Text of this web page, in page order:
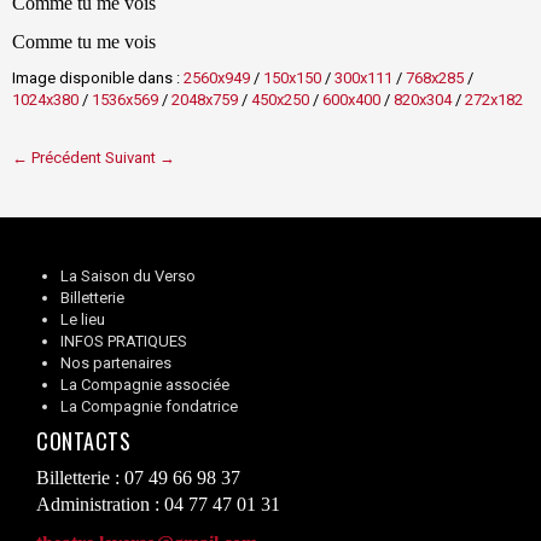
Comme tu me vois
Image disponible dans : 2560x949 / 150x150 / 300x111 / 768x285 /
1024x380 / 1536x569 / 2048x759 / 450x250 / 600x400 / 820x304/ 272x182
← Précédent Suivant →
La Saison du Verso
Billetterie
Le lieu
INFOS PRATIQUES
Nos partenaires
La Compagnie associée
La Compagnie fondatrice
CONTACTS
Billetterie : 07 49 66 98 37
Administration : 04 77 47 01 31